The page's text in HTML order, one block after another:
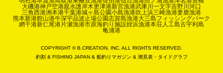
大磯港神戸空港親水護岸木更津港新宮漁港武庫川一文字吉野川河口
三角西港洲本港千葉港城ヶ島公園小島漁港吹上浜三崎漁港妻鹿漁港
熊本新港館山港牛深宇品波止場公園志賀島漁港大三島フィッシングパーク
網干港新仁尾港片瀬漁港市原海釣り施設姪浜漁港本荘人工島古宇利島
亀浦港
COPYRIGHT © B.CREATION, INC. ALL RIGHTS RESERVED.
釣割 & FISHING JAPAN & 船釣りマガジン & 潮見表・タイドグラフ